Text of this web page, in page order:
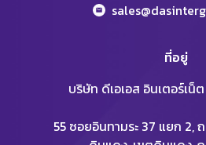
ที่อยู่
บริษัท ดีเอเอส อินเตอร์เน็
55 ซอยอินทามระ 37 แยก 2,